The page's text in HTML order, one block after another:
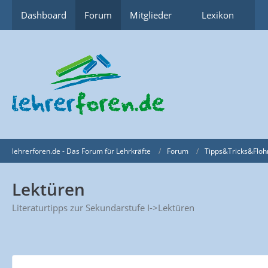
Dashboard Forum Mitglieder Lexikon
lehrerforen.de - Das Forum für Lehrkräfte Forum
Lektüren
Literaturtipps zur Sekundarstufe I->Lektüren